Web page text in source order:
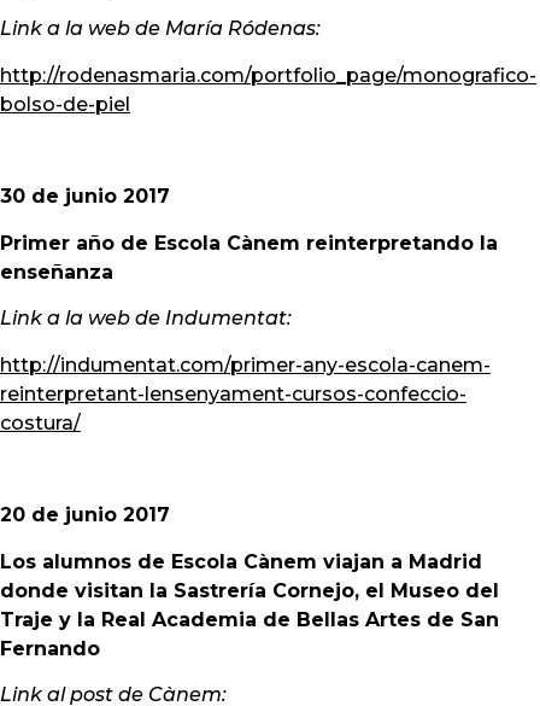
Link a la web de María Ródenas:
http://rodenasmaria.com/portfolio_page/monografico-
bolso-de-piel
30 de junio 2017
Primer año de Escola Cànem reinterpretando la
enseñanza
Link a la web de Indumentat:
http://indumentat.com/primer-any-escola-canem-
reinterpretant-lensenyament-cursos-confeccio-
costura/
20 de junio 2017
Los alumnos de Escola Cànem viajan a Madrid
donde visitan la Sastrería Cornejo, el Museo del
Traje y la Real Academia de Bellas Artes de San
Fernando
Link al post de Cànem: